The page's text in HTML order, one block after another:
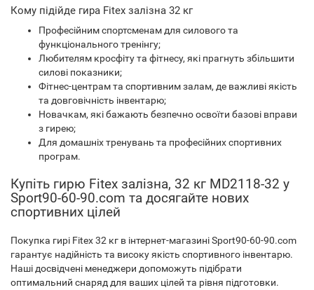
Кому підійде гира Fitex залізна 32 кг
Професійним спортсменам для силового та
функціонального тренінгу;
Любителям кросфіту та фітнесу, які прагнуть збільшити
силові показники;
Фітнес-центрам та спортивним залам, де важливі якість
та довговічність інвентарю;
Новачкам, які бажають безпечно освоїти базові вправи
з гирею;
Для домашніх тренувань та професійних спортивних
програм.
Купіть гирю Fitex залізна, 32 кг MD2118-32 у
Sport90-60-90.com та досягайте нових
спортивних цілей
Покупка гирі Fitex 32 кг в інтернет-магазині Sport90-60-90.com
гарантує надійність та високу якість спортивного інвентарю.
Наші досвідчені менеджери допоможуть підібрати
оптимальний снаряд для ваших цілей та рівня підготовки.